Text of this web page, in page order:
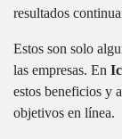
resultados
Estos son solo
las empresas. En
estos beneficios y
objetivos en línea.